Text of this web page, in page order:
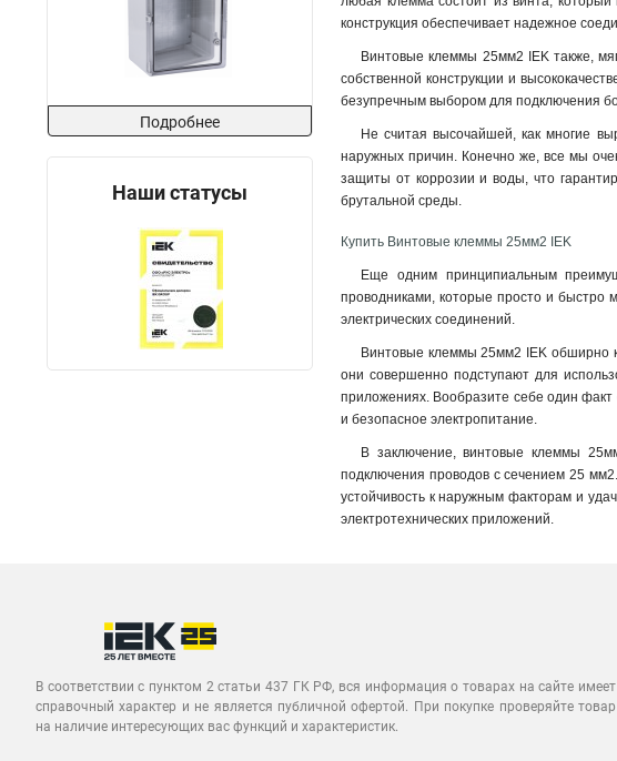
Подробнее
Наши статусы
конструкция обеспечивает надежное
Винтовые клеммы 25мм2 IEK также,
собственной конструкции и
безупречным выбором для подключения
Не считая высочайшей, как многие
наружных причин. Конечно же, все мы
защиты от коррозии и воды, что
брутальной среды.
Купить Винтовые клеммы 25мм2 IEK
Еще одним принципиальным
проводниками, которые просто и быстро
электрических соединений.
Винтовые клеммы 25мм2 IEK обширно
они совершенно подступают для
приложениях. Вообразите себе один
и безопасное электропитание.
В заключение, винтовые клеммы
подключения проводов с сечением 25
устойчивость к наружным факторам и
электротехнических приложений.
В соответствии с пунктом 2 статьи 437 ГК РФ, вся информация о товарах на сайте имеет
справочный характер и не является публичной офертой. При покупке проверяйте товар
на наличие интересующих вас функций и характеристик.